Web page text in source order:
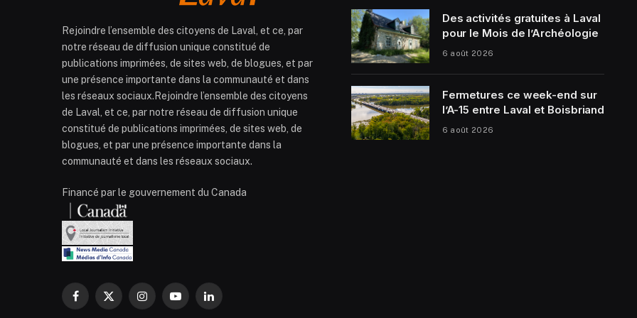
Rejoindre l’ensemble des citoyens de Laval, et ce, par
notre réseau de diffusion unique constitué de
publications imprimées, de sites web, de blogues, et par
une présence importante dans la communauté et dans
les réseaux sociaux.Rejoindre l’ensemble des citoyens
de Laval, et ce, par notre réseau de diffusion unique
constitué de publications imprimées, de sites web, de
blogues, et par une présence importante dans la
communauté et dans les réseaux sociaux.
Financé par le gouvernement du Canada
Facebook
X
InstagramYouTubeLinkedIn
Des activités gratuites à Laval
pour le Mois de l’Archéologie
6 août 2026
Fermetures ce week-end sur
l’A-15 entre Laval et Boisbriand
6 août 2026